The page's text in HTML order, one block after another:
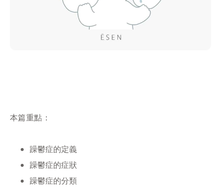
本篇重點：
躁鬱症的定義
躁鬱症的症狀
躁鬱症的分類